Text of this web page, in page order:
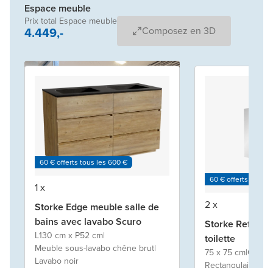
Espace meuble
Prix total Espace meuble
4.449,- Composez en 3D
60 € offerts tous les 600 €
1 x
Storke Edge meuble salle de
bains avec lavabo Scuro
L130 cm x P52 cm|
Meuble sous-lavabo chêne brut|
Lavabo noir
60 € offerts tous
2 x
Storke
toilette
75 x 75 cm|
Rectangulaire